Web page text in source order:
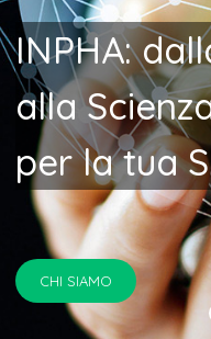
INPHA:
alla
per la tua
CHI SIAMO